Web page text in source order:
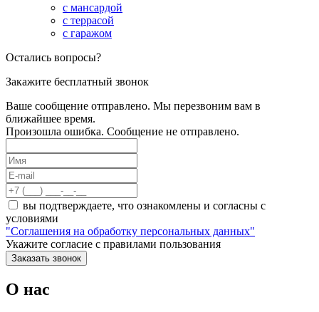
с мансардой
с террасой
с гаражом
Остались вопросы?
Закажите бесплатный звонок
Ваше сообщение отправлено. Мы перезвоним вам в
ближайшее время.
Произошла ошибка. Сообщение не отправлено.
вы подтверждаете, что ознакомлены и согласны с
условиями
"Соглашения на обработку персональных данных"
Укажите согласие c правилами пользования
Заказать звонок
О нас